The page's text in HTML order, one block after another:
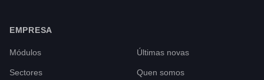
EMPRESA
Módulos
Sectores
Últimas novas
Quen somos